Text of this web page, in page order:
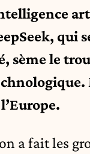
qui
sème le
a fait les